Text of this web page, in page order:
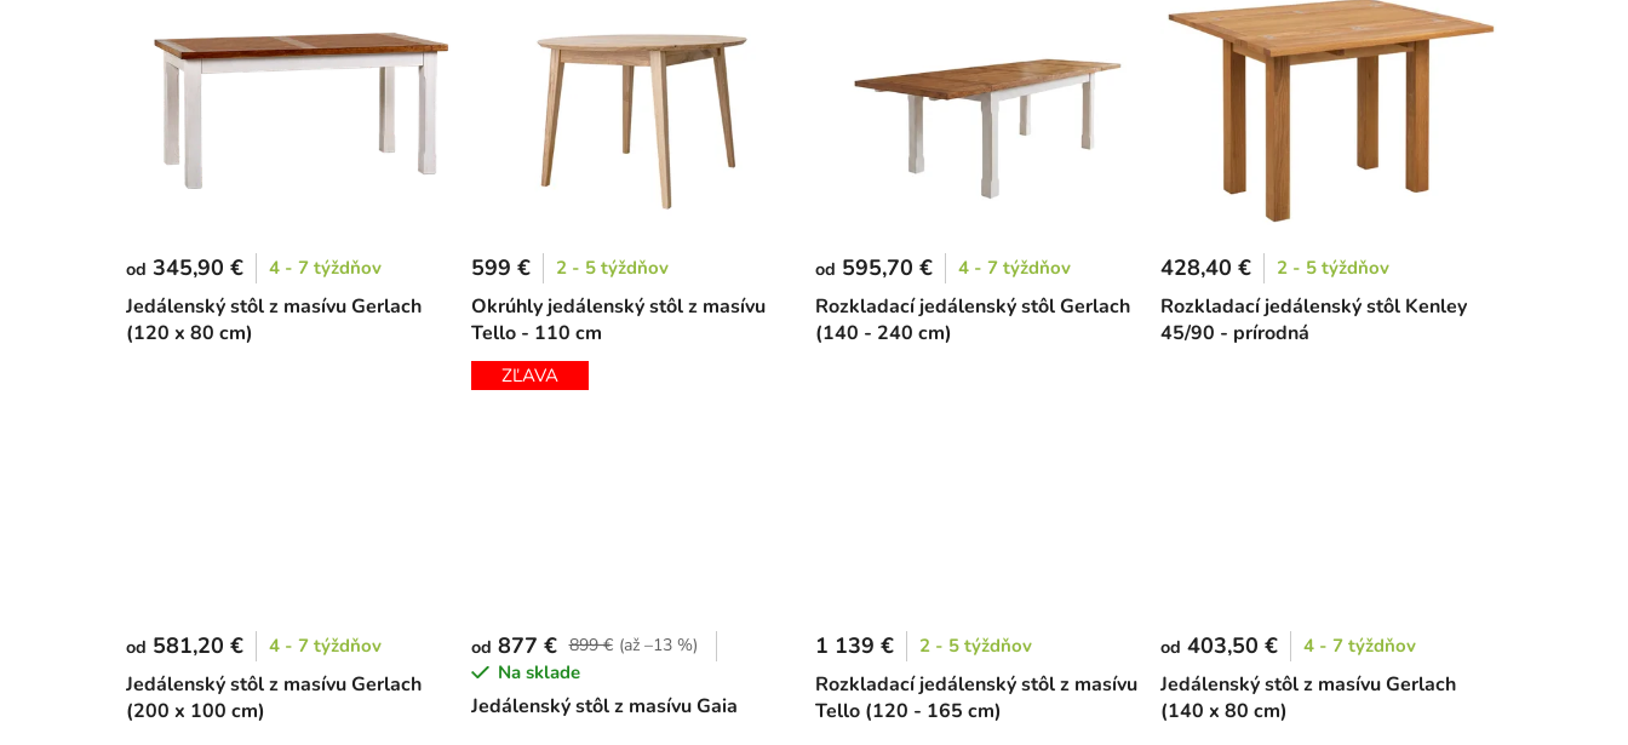
Jedálenský stôl z masívu Gerlach
(120 x 80 cm)
od 345,90 € 4 - 7 týždňov
Okrúhly jedálenský stôl z masívu
Tello - 110 cm
599 € 2 - 5 týždňov
Rozkladací jedálenský stôl Gerlach
(140 - 240 cm)
od 595,70 € 4 - 7 týždňov
Rozkladací jedálenský stôl Kenley
45/90 - prírodná
428,40 € 2 - 5 týždňov
Jedálenský stôl z masívu Gerlach
(200 x 100 cm)
od 581,20 € 4 - 7 týždňov
ZĽAVA
Jedálenský stôl z masívu Gaia
od 877 € 899 € (až –13 %)
Na sklade
Rozkladací jedálenský stôl z masívu
Tello (120 - 165 cm)
1 139 € 2 - 5 týždňov
Jedálenský stôl z masívu Gerlach
(140 x 80 cm)
od 403,50 € 4 - 7 týždňov